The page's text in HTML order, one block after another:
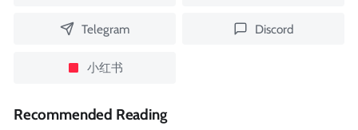
Telegram Discord
小红书
Recommended Reading